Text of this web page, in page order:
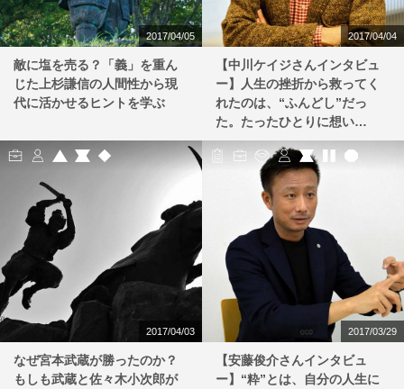
2017/04/05
敵に塩を売る？「義」を重ん
じた上杉謙信の人間性から現
代に活かせるヒントを学ぶ
2017/04/04
【中川ケイジさんインタビュ
ー】人生の挫折から救ってく
れたのは、“ふんどし”だっ
た。たったひとりに想い…
2017/04/03
なぜ宮本武蔵が勝ったのか？
もしも武蔵と佐々木小次郎が
2017/03/29
【安藤俊介さんインタビュ
ー】“粋”とは、自分の人生に